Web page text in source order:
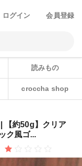
ログイン 会員登録
読みもの
croccha shop
【約50g】クリア
ク風ゴ...